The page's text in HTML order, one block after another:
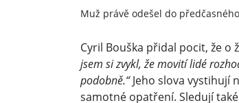
Muž právě odešel do
Cyril Bouška přidal pocit, že o
jsem si zvykl, že movití lidé
podobně.“Jeho slova vystihují
samotné opatření. Sledují také